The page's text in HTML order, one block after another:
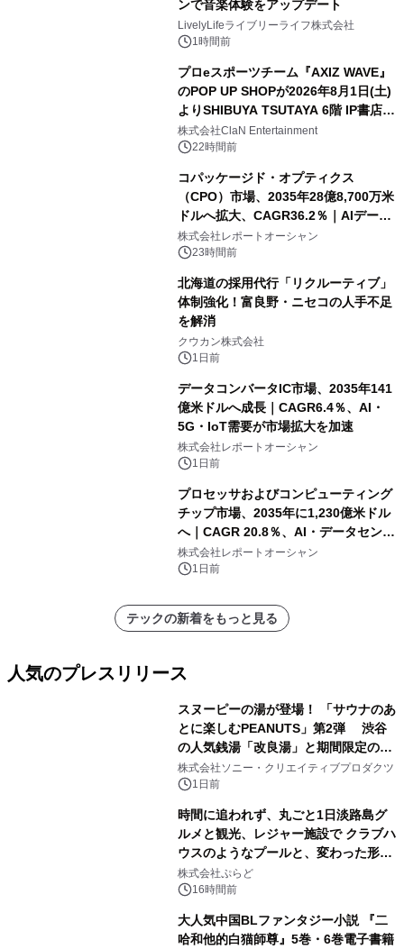
ンで音楽体験をアップデート
LivelyLifeライブリーライフ株式会社
1時間前
プロeスポーツチーム『AXIZ WAVE』
のPOP UP SHOPが2026年8月1日(土)
よりSHIBUYA TSUTAYA 6階 IP書店で
開催決定！！
株式会社ClaN Entertainment
22時間前
コパッケージド・オプティクス
（CPO）市場、2035年28億8,700万米
ドルへ拡大、CAGR36.2％｜AIデータ
センター・高速光通信需要が成長を加
速
株式会社レポートオーシャン
23時間前
北海道の採用代行「リクルーティブ」
体制強化！富良野・ニセコの人手不足
を解消
クウカン株式会社
1日前
データコンバータIC市場、2035年141
億米ドルへ成長｜CAGR6.4％、AI・
5G・IoT需要が市場拡大を加速
株式会社レポートオーシャン
1日前
プロセッサおよびコンピューティング
チップ市場、2035年に1,230億米ドル
へ｜CAGR 20.8％、AI・データセンタ
ー需要が成長を牽引
株式会社レポートオーシャン
1日前
テックの新着をもっと見る
人気のプレスリリース
スヌーピーの湯が登場！ 「サウナのあ
とに楽しむPEANUTS」第2弾 渋谷
の人気銭湯「改良湯」と期間限定のコ
ラボレーション サウナイキタイコラ
ボグッズも発売決定！
株式会社ソニー・クリエイティブプロダクツ
1日前
時間に追われず、丸ごと1日淡路島グ
ルメと観光、レジャー施設で クラブハ
ウスのようなプールと、変わった形の
サウナも 「THE BOXY AWAJI」のお
得な素泊まり連泊プランで
株式会社ぷらど
16時間前
大人気中国BLファンタジー小説 『二
哈和他的白猫師尊』5巻・6巻電子書籍